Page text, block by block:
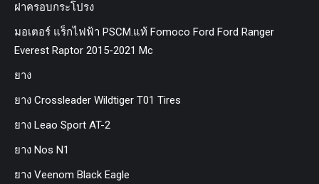
ฝาครอบกระโปรง
มอเตอร์ แร็กไฟฟ้า PSCM.แท้ Fomoco Ford Ford Ranger
Everest Raptor 2015-2021 Mc
ยาง
ยาง Crossleader Wildtiger T01 Tires
ยาง Leao Sport AT-2
ยาง Nos N1
ยาง Veenom Black Eagle